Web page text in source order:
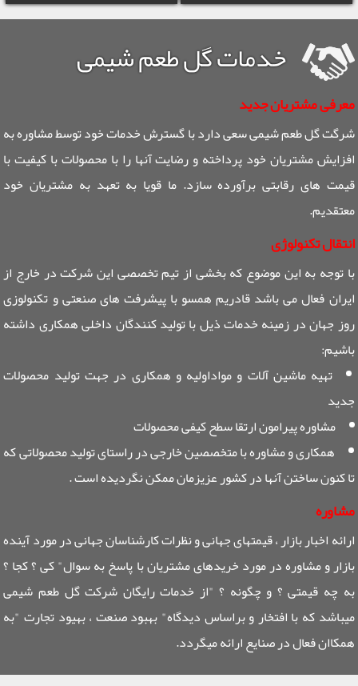
خدمات گل طعم شیمی
معرفی مشتریان جدید
شرگت گل طعم شیمی سعی دارد با گسترش خدمات خود توسط مشاوره به
افزایش مشتریان خود پرداخته و رضایت آنها را با محصولات با کیفیت با
قیمت های رقابتی برآورده سازد. ما قویا به تعهد به مشتریان خود
معتقدیم.
انتقال تکنولوژی
با توجه به این موضوع که بخشی از تیم تخصصی این شرکت در خارج از
ایران فعال می باشد قادریم همسو با پیشرفت های صنعتی و تکنولوزی
روز جهان در زمینه خدمات ذیل با تولید کنندگان داخلی همکاری داشته
باشیم:
تهیه ماشین آلات و مواداولیه و همکاری در جهت تولید محصولات
جدید
مشاوره پیرامون ارتقا سطح کیفی محصولات
همکاری و مشاوره با متخصصین خارجی در راستای تولید محصولاتی که
تا کنون ساختن آنها در کشور عزیزمان ممکن نگردیده است .
مشاوره
ارائه اخبار بازار ، قیمتهای جهانی و نظرات کارشناسان جهانی در مورد آینده
بازار و مشاوره در مورد خریدهای مشتریان با پاسخ به سوال" کی ؟ کجا ؟
به چه قیمتی ؟ و چگونه ؟ "از خدمات رایگان شرکت گل طعم شیمی
میباشد که با افتخار و براساس دیدگاه" بهبود صنعت ، بهیود تجارت "به
همکاان فعال در صنایع ارائه میگردد.